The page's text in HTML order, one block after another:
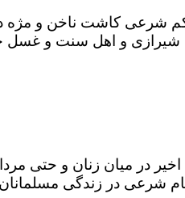
شرعی کاشت ناخن و مژه
و اهل سنت و غسل
در میان زنان و حتی
شرعی در زندگی